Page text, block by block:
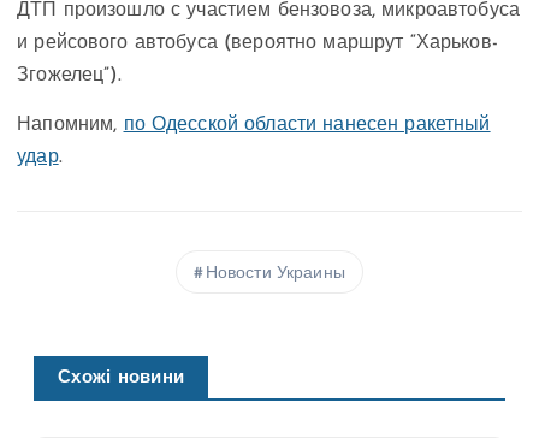
ДТП произошло с участием бензовоза, микроавтобуса
и рейсового автобуса (вероятно маршрут “Харьков-
Згожелец”).
Напомним, по Одесской области нанесен ракетный
удар.
Новости Украины
Схожі новини